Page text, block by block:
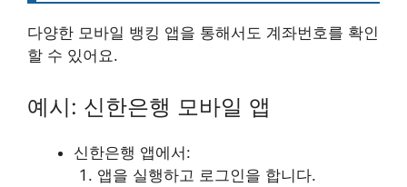
다양한 모바일 뱅킹 앱을 통해서도 계좌번호를 확인
할 수 있어요.
예시: 신한은행 모바일 앱
신한은행 앱에서:
앱을 실행하고 로그인을 합니다.